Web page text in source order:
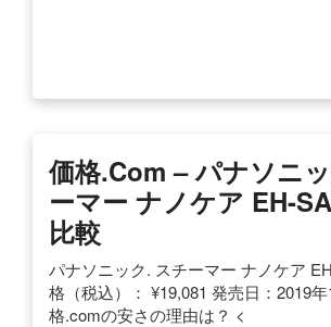
価格.com – パナソニ
ーマー ナノケア EH-
比較
パナソニック. スチーマー ナノケア
格（税込）： ¥19,081 発売日：2019
格.comの安さの理由は？ <